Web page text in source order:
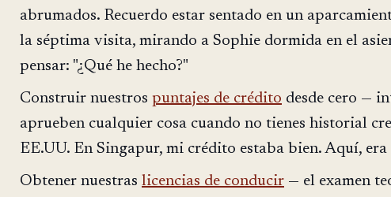
abrumados. Recuerdo estar sentado en un
la séptima visita, mirando a Sophie dormida en el
pensar: "¿Qué he hecho?"
Construir nuestros puntajes de crédito desde cero —
aprueben cualquier cosa cuando no tienes historial
EE.UU. En Singapur, mi crédito estaba bien. Aquí,
Obtener nuestras licencias de conducir — el examen